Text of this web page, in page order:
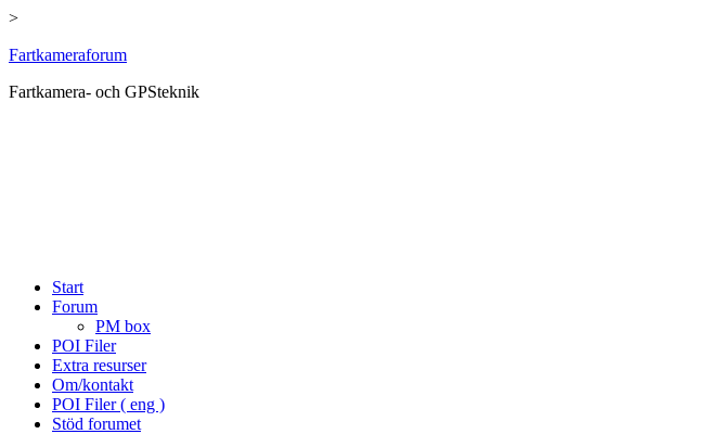
>
Hoppa
innehåll
Fartkameraforum
Fartkamera- och GPSteknik
Start
Forum
PM box
POI Filer
Extra resurser
Om/kontakt
POI Filer ( eng )
Stöd forumet